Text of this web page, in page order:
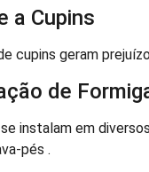
a Cupins
cupins geram
de
instalam em
pés .